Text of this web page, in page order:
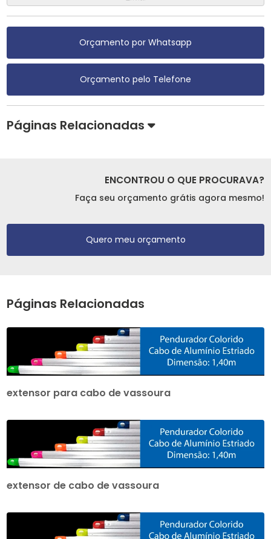
Orçamento por Whatsapp
Orçamento pelo Telefone
Páginas Relacionadas
ENCONTROU O QUE PROCURAVA?
Faça seu orçamento grátis agora mesmo!
Quero meu orçamento
Páginas Relacionadas
extensor para cabo de vassoura
extensor de cabo de vassoura